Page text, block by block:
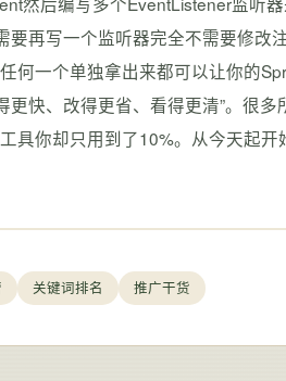
要再写一个监听器完全不需要修
何一个单独拿出来都可以让你的
更快、改得更省、看得更清”。很
具你却只用到了10%。从今天起
关键词排名 推广干货